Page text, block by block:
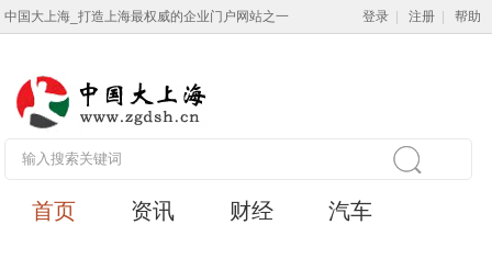
中国大上海_打造上海最权威的企业门户网站之一 登录 注册 帮助
首页 资讯 财经 汽车